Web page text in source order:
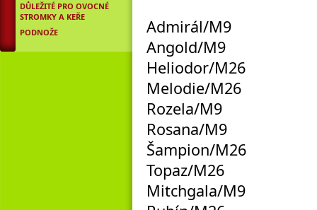
DŮLEŽITÉ PRO OVOCNÉ
STROMKY A KEŘE
PODNOŽE
Admirál/M9
Angold/M9
Heliodor/M26
Melodie/M26
Rozela/M9
Rosana/M9
Šampion/M26
Topaz/M26
Mitchgala/M9